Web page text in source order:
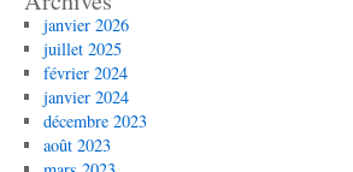
janvier 2026
juillet 2025
février 2024
janvier 2024
décembre 2023
août 2023